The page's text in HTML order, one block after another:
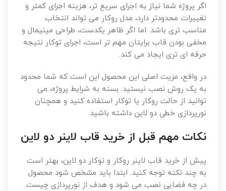
اگر پروژه شما نیاز به اجرای سریع تر، هزینه اجرای کمتر و
تغییرات محدودتر دارد، مدل روکار می تواند انتخاب
مناسب تری باشد. اما اگر ظاهر یکدست، طراحی مینیمال و
مخفی بودن قاب برایتان مهم تر است، اجرای توکار نتیجه
حرفه ای تری ایجاد می کند.
در واقع، مزیت اصلی این محصول این است که شما محدود
به یک روش نصب نیستید. بسته به شرایط پروژه، می
توانید از حالت روکار یا توکار استفاده کنید و همچنان
نورپردازی خطی دو لاین داشته باشید.
نکات مهم قبل از خرید قاب لاینر دو لاین
پیش از خرید قاب لاینر روکار و توکار دو لاین، بهتر است
به چند نکته توجه کنید. ابتدا باید مشخص شود محصول
در چه فضایی نصب می شود و هدف از نورپردازی چیست.